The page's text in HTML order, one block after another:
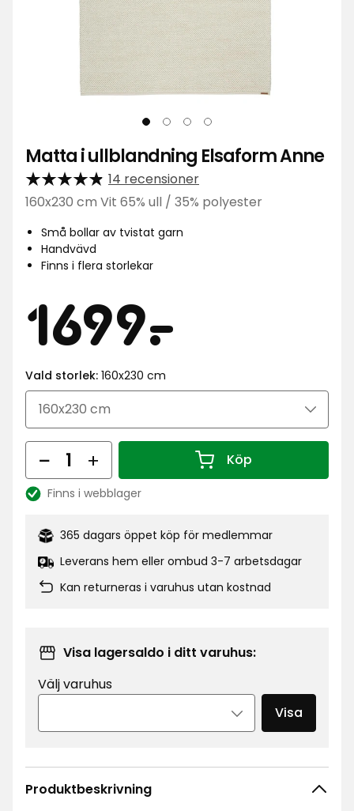
Matta i ullblandning Elsaform Anne
14 recensioner
160x230 cm Vit 65% ull / 35% polyester
Små bollar av tvistat garn
Handvävd
Finns i flera storlekar
Pris
1699-
.
kr
Vald storlek: 160x230 cm
Antal Köp
Antal 1
Lagersaldo:
Finns i webblager
365 dagars öppet köp för medlemmar
Leverans hem eller ombud 3-7 arbetsdagar
Kan returneras i varuhus utan kostnad
Visa lagersaldo i ditt varuhus:
Välj varuhus
Visa
Produktbeskrivning